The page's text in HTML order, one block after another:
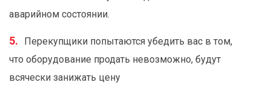
аварийном состоянии.
Перекупщики попытаются убедить вас в том,
что оборудование продать невозможно, будут
всячески занижать цену